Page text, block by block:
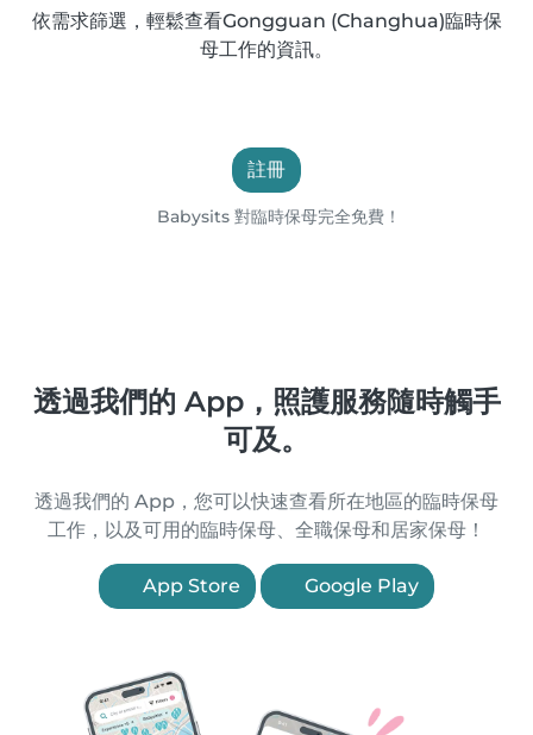
依需求篩選，輕鬆查看Gongguan (Changhua)臨時保
母工作的資訊。
註冊
Babysits 對臨時保母完全免費！
透過我們的 App，照護服務隨時觸手
可及。
透過我們的 App，您可以快速查看所在地區的臨時保母
工作，以及可用的臨時保母、全職保母和居家保母！
App Store Google Play